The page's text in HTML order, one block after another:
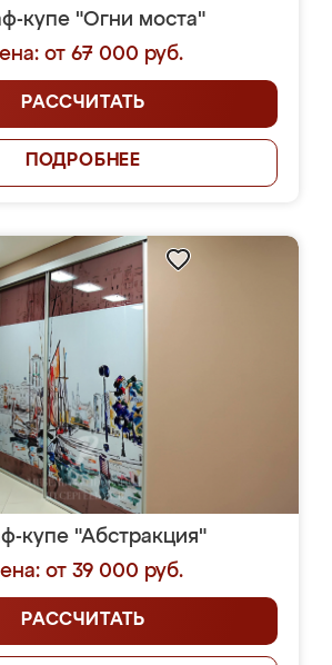
купе "Огни моста"
от 67 000 руб.
РАССЧИТАТЬ
ПОДРОБНЕЕ
купе "Абстракция"
от 39 000 руб.
РАССЧИТАТЬ